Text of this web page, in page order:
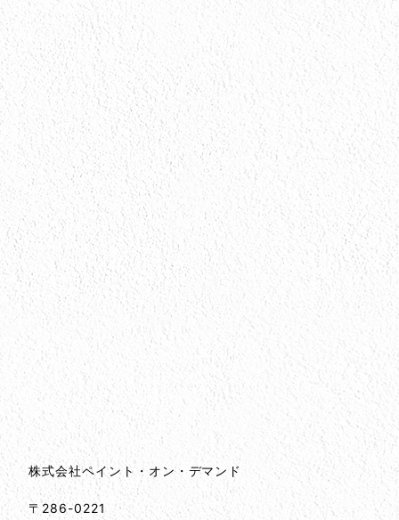
会社情報とサイトマップ
会社情報
株式会社ペイント・オン・デマンド
〒286-0221